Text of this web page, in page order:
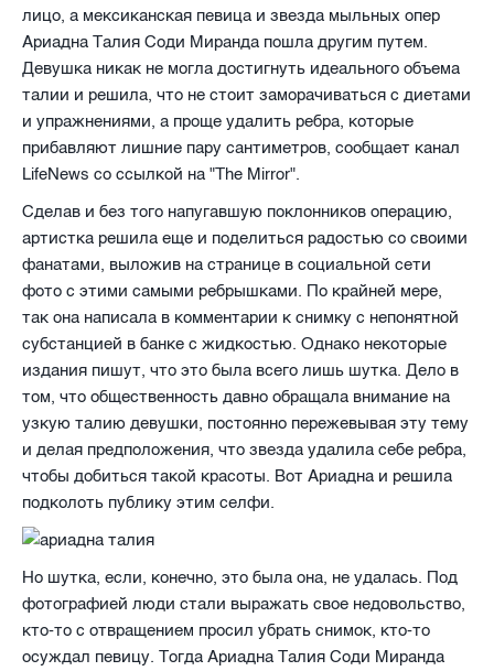
лицо, а мексиканская певица и звезда мыльных опер
Ариадна Талия Соди Миранда пошла другим путем.
Девушка никак не могла достигнуть идеального объема
талии и решила, что не стоит заморачиваться с диетами
и упражнениями, а проще удалить ребра, которые
прибавляют лишние пару сантиметров, сообщает канал
LifeNews cо ссылкой на "The Mirror".
Сделав и без того напугавшую поклонников операцию,
артистка решила еще и поделиться радостью со своими
фанатами, выложив на странице в социальной сети
фото с этими самыми ребрышками. По крайней мере,
так она написала в комментарии к снимку с непонятной
субстанцией в банке с жидкостью. Однако некоторые
издания пишут, что это была всего лишь шутка. Дело в
том, что общественность давно обращала внимание на
узкую талию девушки, постоянно пережевывая эту тему
и делая предположения, что звезда удалила себе ребра,
чтобы добиться такой красоты. Вот Ариадна и решила
подколоть публику этим селфи.
Но шутка, если, конечно, это была она, не удалась. Под
фотографией люди стали выражать свое недовольство,
кто-то с отвращением просил убрать снимок, кто-то
осуждал певицу. Тогда Ариадна Талия Соди Миранда